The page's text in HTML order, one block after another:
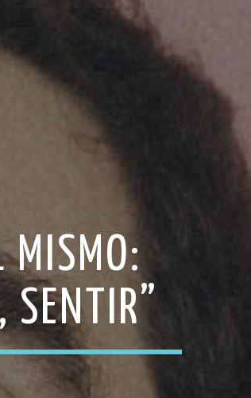
MISMO:
SENTIR”